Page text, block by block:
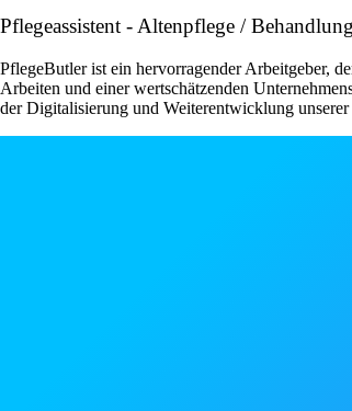
Pflegeassistent - Altenpflege /
PflegeButler ist ein hervorragender Arbeitgeber,
Arbeiten und einer wertschätzenden
der Digitalisierung und Weiterentwicklung